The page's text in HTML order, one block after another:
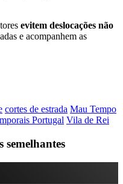
evitem deslocações não
e acompanhem as
cortes de estrada Mau Tempo
Portugal Vila de Rei
semelhantes